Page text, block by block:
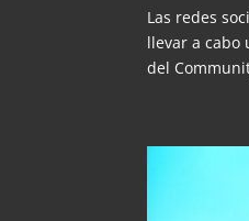
Las redes
llevar a cabo
del